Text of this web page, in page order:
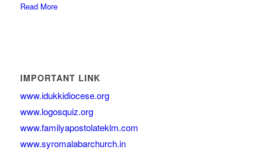
Read More
IMPORTANT LINK
www.idukkidiocese.org
www.logosquiz.org
www.familyapostolateklm.com
www.syromalabarchurch.in